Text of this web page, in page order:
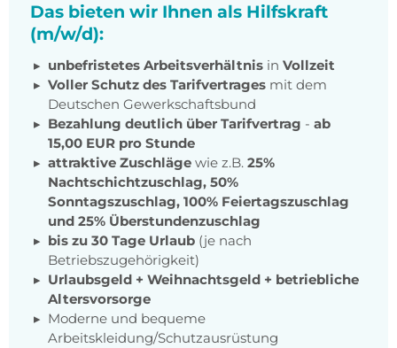
Das bieten wir Ihnen als Hilfskraft
(m/w/d):
unbefristetes Arbeitsverhältnis in Vollzeit
Voller Schutz des Tarifvertrages mit dem
Deutschen Gewerkschaftsbund
Bezahlung deutlich über Tarifvertrag - ab
15,00 EUR pro Stunde
attraktive Zuschläge wie z.B. 25%
Nachtschichtzuschlag, 50%
Sonntagszuschlag, 100% Feiertagszuschlag
und 25% Überstundenzuschlag
bis zu 30 Tage Urlaub (je nach
Betriebszugehörigkeit)
Urlaubsgeld + Weihnachtsgeld + betriebliche
Altersvorsorge
Moderne und bequeme
Arbeitskleidung/Schutzausrüstung